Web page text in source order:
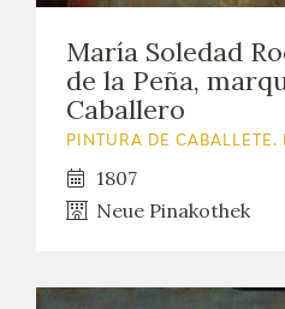
María Soledad
de la Peña,
Caballero
PINTURA DE CABALLETE.
1807
Neue Pinakothek